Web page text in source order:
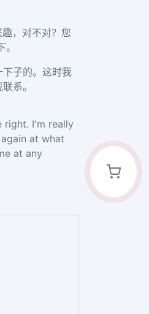
，对不对？您
子的。这时我
系。
right. I'm really
at what
at any